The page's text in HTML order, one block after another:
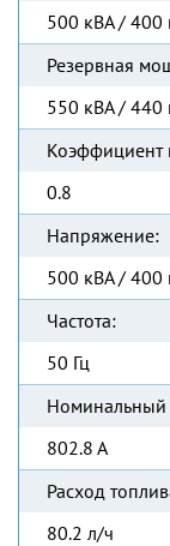
500 кВА / 400
Резервная
550 кВА / 440
Коэффициент
0.8
Напряжение:
500 кВА / 400
Частота:
50 Гц
Номинальный
802.8 А
Расход
80.2 л/ч